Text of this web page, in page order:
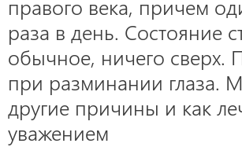
правого века, причем
раза в день. Состояние
обычное, ничего сверх.
при разминании глаза.
другие причины и как
уважением